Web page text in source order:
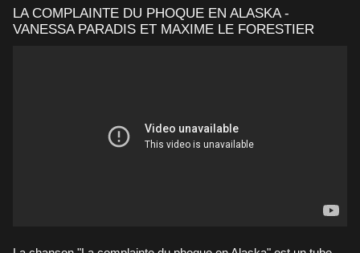
LA COMPLAINTE DU PHOQUE EN ALASKA -
VANESSA PARADIS ET MAXIME LE FORESTIER